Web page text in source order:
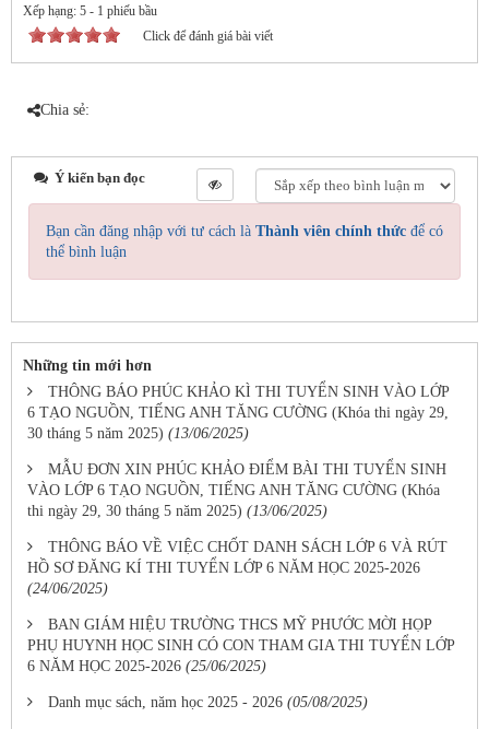
Xếp hạng: 5 - 1 phiếu bầu
Click để đánh giá bài viết
Chia sẻ:
Ý kiến bạn đọc
Bạn cần đăng nhập với tư cách là Thành viên chính thức để có
thể bình luận
Những tin mới hơn
THÔNG BÁO PHÚC KHẢO KÌ THI TUYỂN SINH VÀO LỚP
6 TẠO NGUỒN, TIẾNG ANH TĂNG CƯỜNG (Khóa thi ngày 29,
30 tháng 5 năm 2025) (13/06/2025)
MẪU ĐƠN XIN PHÚC KHẢO ĐIỂM BÀI THI TUYỂN SINH
VÀO LỚP 6 TẠO NGUỒN, TIẾNG ANH TĂNG CƯỜNG (Khóa
thi ngày 29, 30 tháng 5 năm 2025) (13/06/2025)
THÔNG BÁO VỀ VIỆC CHỐT DANH SÁCH LỚP 6 VÀ RÚT
HỒ SƠ ĐĂNG KÍ THI TUYỂN LỚP 6 NĂM HỌC 2025-2026
(24/06/2025)
BAN GIÁM HIỆU TRƯỜNG THCS MỸ PHƯỚC MỜI HỌP
PHỤ HUYNH HỌC SINH CÓ CON THAM GIA THI TUYỂN LỚP
6 NĂM HỌC 2025-2026 (25/06/2025)
Danh mục sách, năm học 2025 - 2026 (05/08/2025)